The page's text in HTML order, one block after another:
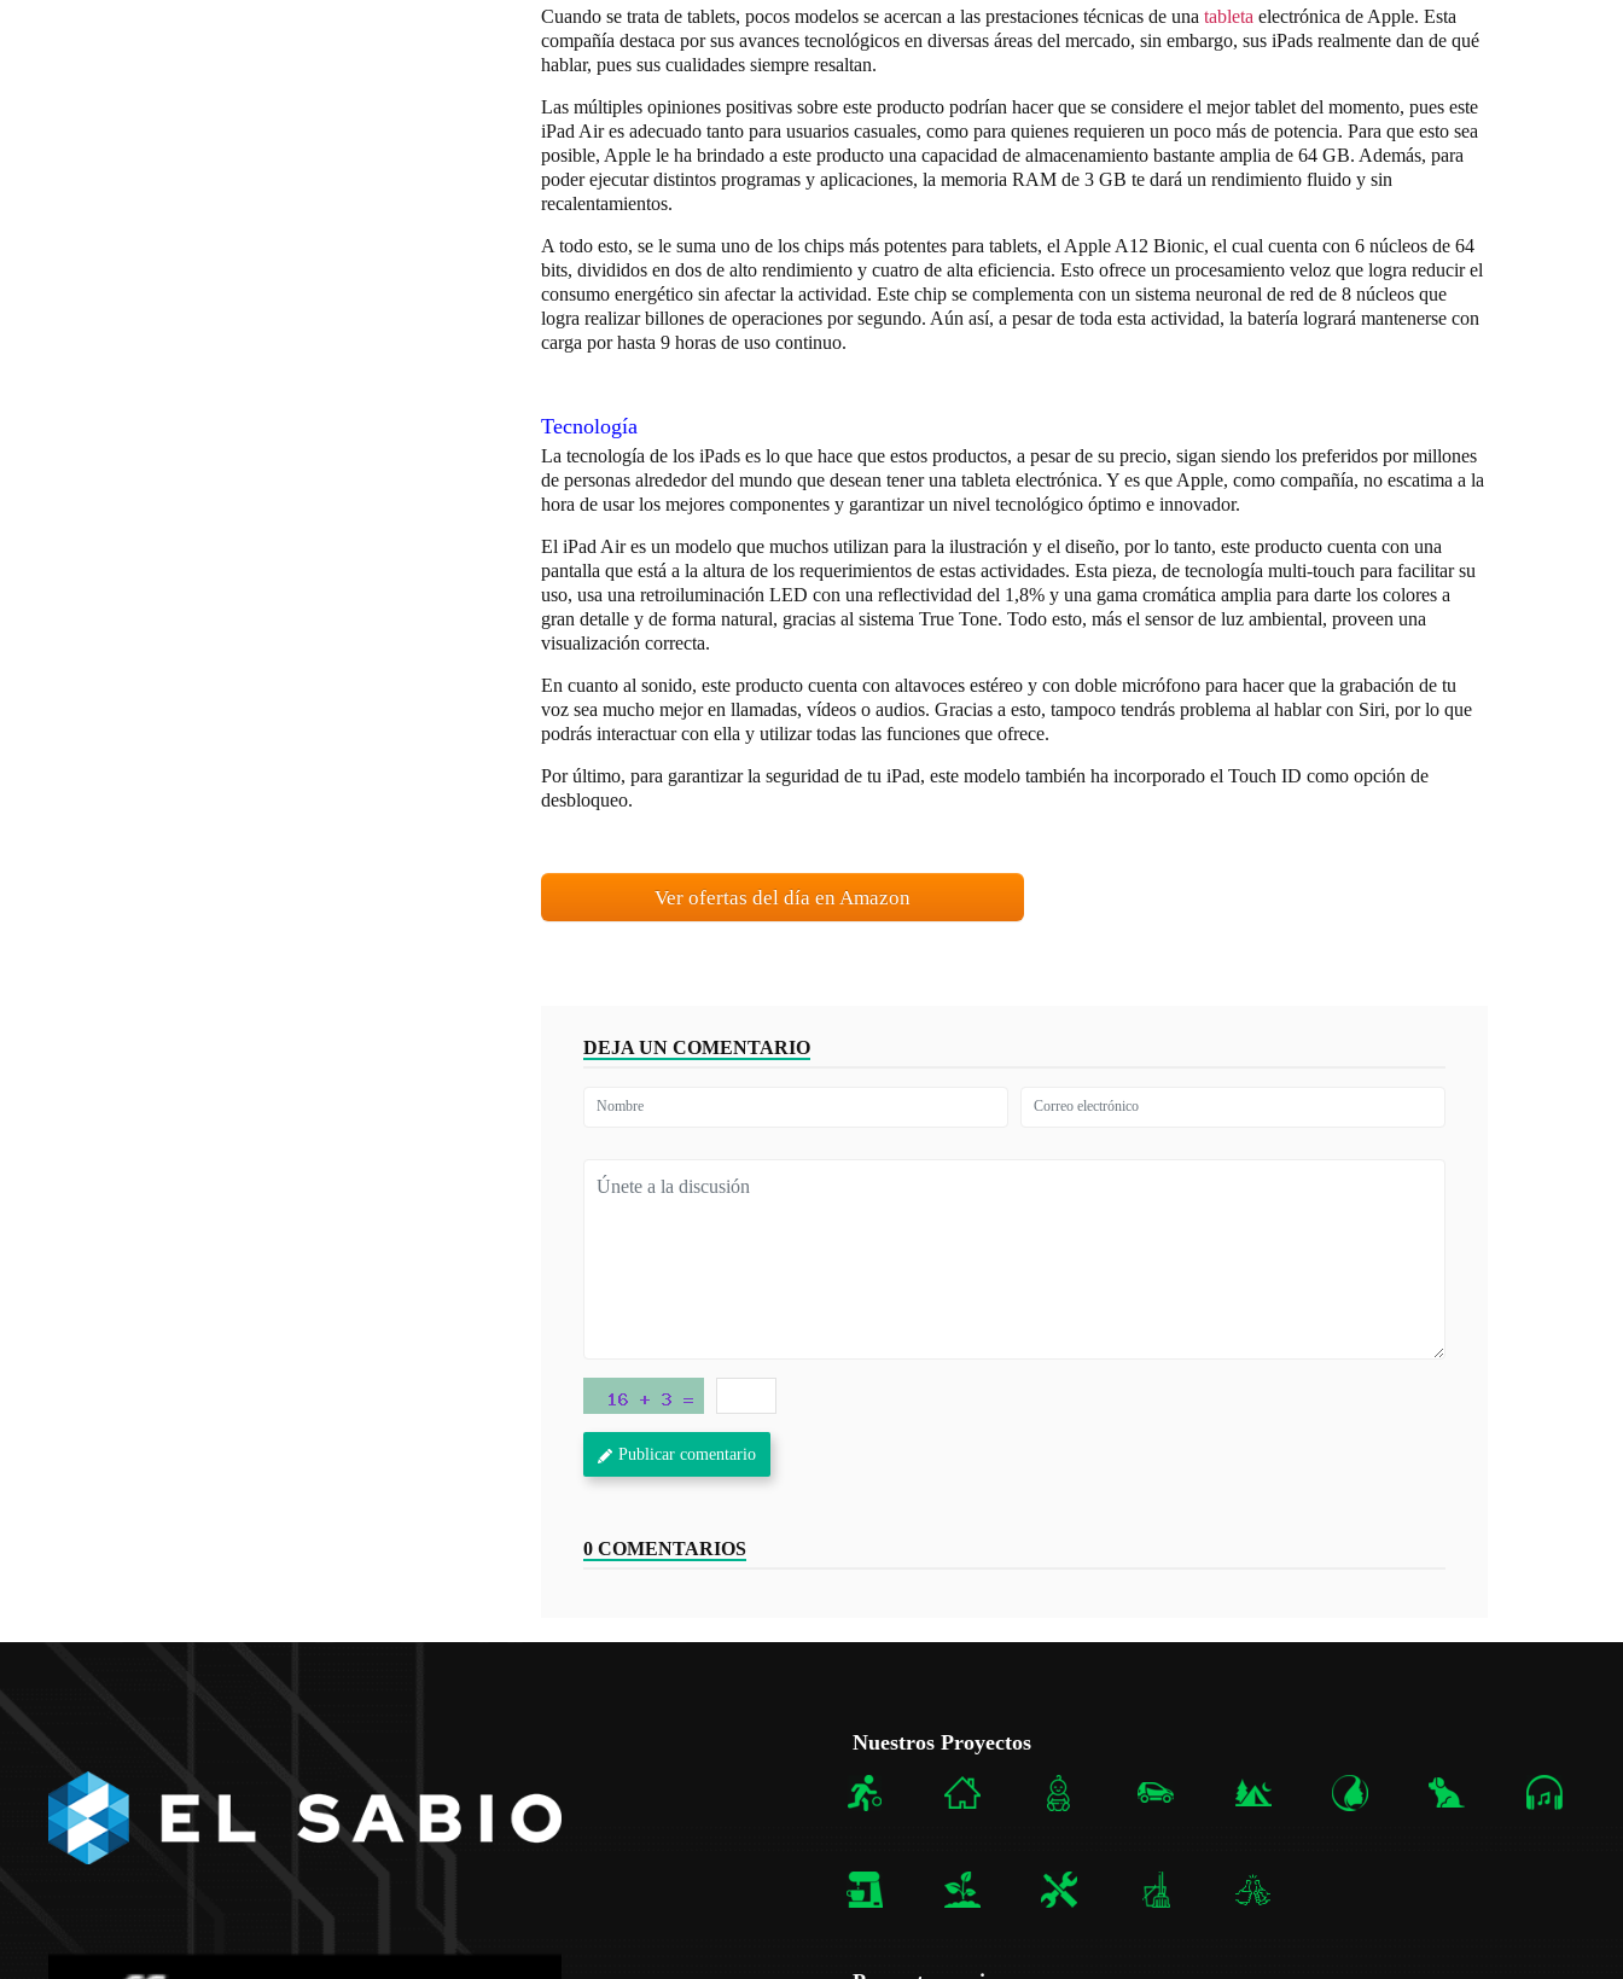
Cuando se trata de tablets, pocos modelos se acercan a las prestaciones técnicas de unatableta electrónica de Apple. Esta
compañía destaca por sus avances tecnológicos en diversas áreas del mercado, sin embargo, sus iPads realmente dan de qué
hablar, pues sus cualidades siempre resaltan.
Las múltiples opiniones positivas sobre este producto podrían hacer que se considere el mejor tablet del momento, pues este
iPad Air es adecuado tanto para usuarios casuales, como para quienes requieren un poco más de potencia. Para que esto sea
posible, Apple le ha brindado a este producto una capacidad de almacenamiento bastante amplia de 64 GB. Además, para
poder ejecutar distintos programas y aplicaciones, la memoria RAM de 3 GB te dará un rendimiento fluido y sin
recalentamientos.
A todo esto, se le suma uno de los chips más potentes para tablets, el Apple A12 Bionic, el cual cuenta con 6 núcleos de 64
bits, divididos en dos de alto rendimiento y cuatro de alta eficiencia. Esto ofrece un procesamiento veloz que logra reducir el
consumo energético sin afectar la actividad. Este chip se complementa con un sistema neuronal de red de 8 núcleos que
logra realizar billones de operaciones por segundo. Aún así, a pesar de toda esta actividad, la batería logrará mantenerse con
carga por hasta 9 horas de uso continuo.
Tecnología
La tecnología de los iPads es lo que hace que estos productos, a pesar de su precio, sigan siendo los preferidos por millones
de personas alrededor del mundo que desean tener una tableta electrónica. Y es que Apple, como compañía, no escatima a la
hora de usar los mejores componentes y garantizar un nivel tecnológico óptimo e innovador.
El iPad Air es un modelo que muchos utilizan para la ilustración y el diseño, por lo tanto, este producto cuenta con una
pantalla que está a la altura de los requerimientos de estas actividades. Esta pieza, de tecnología multi-touch para facilitar su
uso, usa una retroiluminación LED con una reflectividad del 1,8% y una gama cromática amplia para darte los colores a
gran detalle y de forma natural, gracias al sistema True Tone. Todo esto, más el sensor de luz ambiental, proveen una
visualización correcta.
En cuanto al sonido, este producto cuenta con altavoces estéreo y con doble micrófono para hacer que la grabación de tu
voz sea mucho mejor en llamadas, vídeos o audios. Gracias a esto, tampoco tendrás problema al hablar con Siri, por lo que
podrás interactuar con ella y utilizar todas las funciones que ofrece.
Por último, para garantizar la seguridad de tu iPad, este modelo también ha incorporado el Touch ID como opción de
desbloqueo.
Ver ofertas del día en Amazon
DEJA UN COMENTARIO
Publicar comentario
0 COMENTARIOS
Nuestros Proyectos